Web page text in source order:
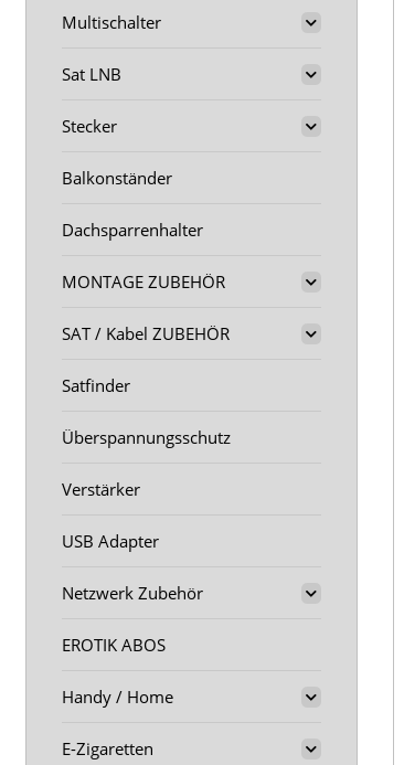
Multischalter
Sat LNB
Stecker
Balkonständer
Dachsparrenhalter
MONTAGE ZUBEHÖR
SAT / Kabel ZUBEHÖR
Satfinder
Überspannungsschutz
Verstärker
USB Adapter
Netzwerk Zubehör
EROTIK ABOS
Handy / Home
E-Zigaretten